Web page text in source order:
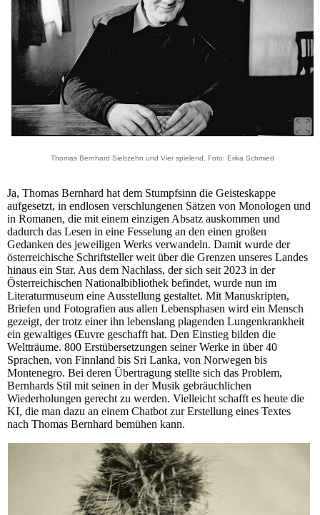
Thomas Bernhard Siebzehn und Vier spielend, Foto: Erika Schmied
Ja, Thomas Bernhard hat dem Stumpfsinn die Geisteskappe
aufgesetzt, in endlosen verschlungenen Sätzen von Monologen und
in Romanen, die mit einem einzigen Absatz auskommen und
dadurch das Lesen in eine Fesselung an den einen großen
Gedanken des jeweiligen Werks verwandeln. Damit wurde der
österreichische Schriftsteller weit über die Grenzen unseres Landes
hinaus ein Star. Aus dem Nachlass, der sich seit 2023 in der
Österreichischen Nationalbibliothek befindet, wurde nun im
Literaturmuseum eine Ausstellung gestaltet. Mit Manuskripten,
Briefen und Fotografien aus allen Lebensphasen wird ein Mensch
gezeigt, der trotz einer ihn lebenslang plagenden Lungenkrankheit
ein gewaltiges Œuvre geschafft hat. Den Einstieg bilden die
Weltträume. 800 Erstübersetzungen seiner Werke in über 40
Sprachen, von Finnland bis Sri Lanka, von Norwegen bis
Montenegro. Bei deren Übertragung stellte sich das Problem,
Bernhards Stil mit seinen in der Musik gebräuchlichen
Wiederholungen gerecht zu werden. Vielleicht schafft es heute die
KI, die man dazu an einem Chatbot zur Erstellung eines Textes
nach Thomas Bernhard bemühen kann.